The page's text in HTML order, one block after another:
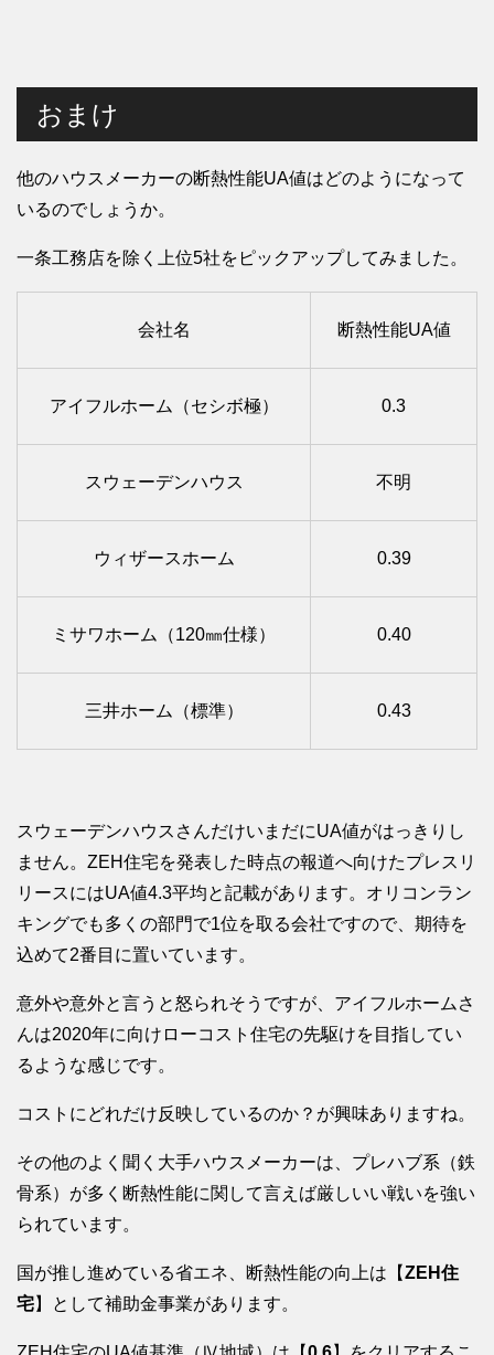
おまけ
他のハウスメーカーの断熱性能UA値はどのようになって
いるのでしょうか。
一条工務店を除く上位5社をピックアップしてみました。
会社名 断熱性能UA値
アイフルホーム（セシボ極） 0.3
スウェーデンハウス 不明
ウィザースホーム 0.39
ミサワホーム（120㎜仕様） 0.40
三井ホーム（標準） 0.43
スウェーデンハウスさんだけいまだにUA値がはっきりし
ません。ZEH住宅を発表した時点の報道へ向けたプレスリ
リースにはUA値4.3平均と記載があります。オリコンラン
キングでも多くの部門で1位を取る会社ですので、期待を
込めて2番目に置いています。
意外や意外と言うと怒られそうですが、アイフルホームさ
んは2020年に向けローコスト住宅の先駆けを目指してい
るような感じです。
コストにどれだけ反映しているのか？が興味ありますね。
その他のよく聞く大手ハウスメーカーは、プレハブ系（鉄
骨系）が多く断熱性能に関して言えば厳しいい戦いを強い
られています。
国が推し進めている省エネ、断熱性能の向上は【ZEH住
宅】として補助金事業があります。